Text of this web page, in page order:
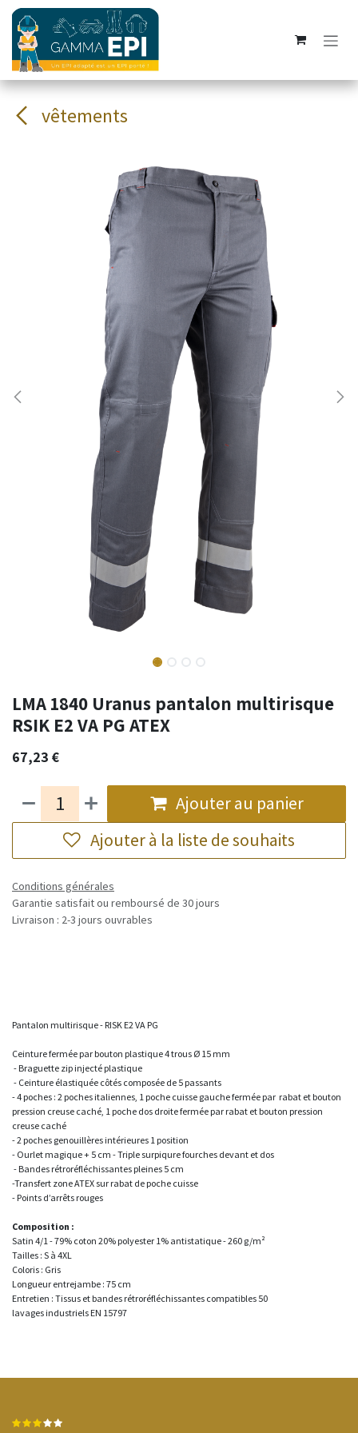
Se rendre au contenu
vêtements
LMA 1840 Uranus pantalon multirisque
RSIK E2 VA PG ATEX
67,23 €
Ajouter au panier
Ajouter à la liste de souhaits
Conditions générales
Garantie satisfait ou remboursé de 30 jours
Livraison : 2-3 jours ouvrables
Pantalon multirisque - RISK E2 VA PG
Ceinture fermée par bouton plastique 4 trous Ø 15 mm
- Braguette zip injecté plastique
- Ceinture élastiquée côtés composée de 5 passants
- 4 poches : 2 poches italiennes, 1 poche cuisse gauche fermée par rabat et bouton
pression creuse caché, 1 poche dos droite fermée par rabat et bouton pression
creuse caché
- 2 poches genouillères intérieures 1 position
- Ourlet magique + 5 cm - Triple surpiqure fourches devant et dos
- Bandes rétroréfléchissantes pleines 5 cm
-Transfert zone ATEX sur rabat de poche cuisse
- Points d’arrêts rouges
Composition :
Satin 4/1 - 79% coton 20% polyester 1% antistatique - 260 g/m²
Tailles : S à 4XL
Coloris : Gris
Longueur entrejambe : 75 cm
Entretien : Tissus et bandes rétroréfléchissantes compatibles 50
lavages industriels EN 15797